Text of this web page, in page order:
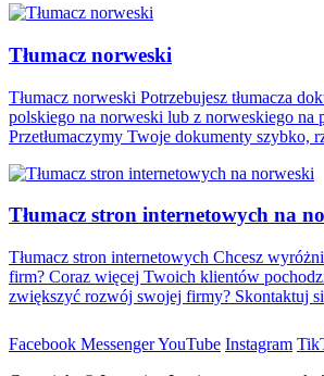
Tłumacz norweski
Tłumacz norweski Potrzebujesz tłumacza
polskiego na norweski lub z norweskiego na
Przetłumaczymy Twoje dokumenty szybko,
Tłumacz stron internetowych na
Tłumacz stron internetowych Chcesz
firm? Coraz więcej Twoich klientów
zwiększyć rozwój swojej firmy? Skontaktuj
Facebook MessengerYouTube Instagram